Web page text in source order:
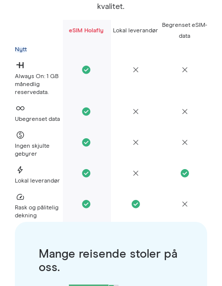
kvalitet.
eSIM Holafly Lokal leverandør
Begrenset eSIM-
data
Nytt
Always On: 1 GB
månedlig
reservedata.
Ubegrenset data
Ingen skjulte
gebyrer
Lokal leverandør
Rask og pålitelig
dekning
Mange reisende stoler på
oss.